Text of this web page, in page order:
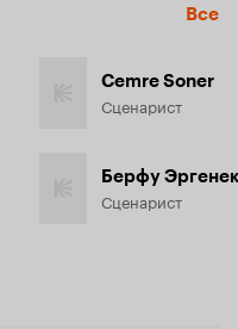
Все
Cemre Soner
Сценарист
Берфу
Сценарист